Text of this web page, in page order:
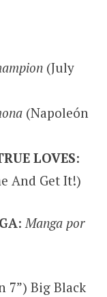
(July
(Napoleón
LOVES:
And Get It!)
: Manga por
7”) Big Black